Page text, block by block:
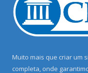
Muito mais que criar um
completa, onde